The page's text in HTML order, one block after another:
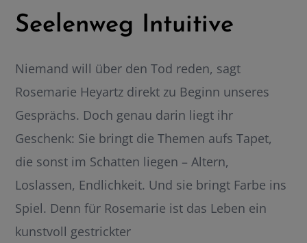
Seelenweg Intuitive
Niemand will über den Tod reden, sagt
Rosemarie Heyartz direkt zu Beginn unseres
Gesprächs. Doch genau darin liegt ihr
Geschenk: Sie bringt die Themen aufs Tapet,
die sonst im Schatten liegen – Altern,
Loslassen, Endlichkeit. Und sie bringt Farbe ins
Spiel. Denn für Rosemarie ist das Leben ein
kunstvoll gestrickter